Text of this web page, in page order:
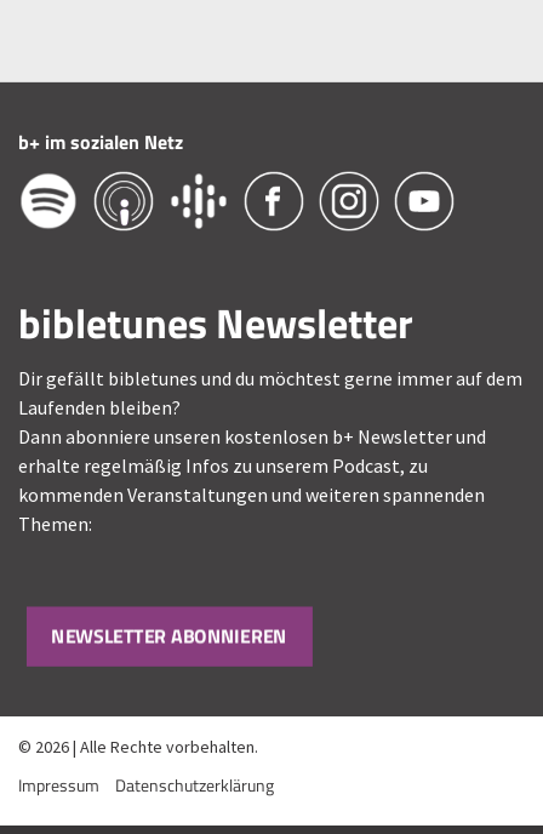
b+ im sozialen Netz
bibletunes Newsletter
Dir gefällt bibletunes und du möchtest gerne immer auf dem
Laufenden bleiben?
Dann abonniere unseren kostenlosen b+ Newsletter und
erhalte regelmäßig Infos zu unserem Podcast, zu
kommenden Veranstaltungen und weiteren spannenden
Themen:
NEWSLETTER ABONNIEREN
© 2026 | Alle Rechte vorbehalten.
Impressum Datenschutzerklärung